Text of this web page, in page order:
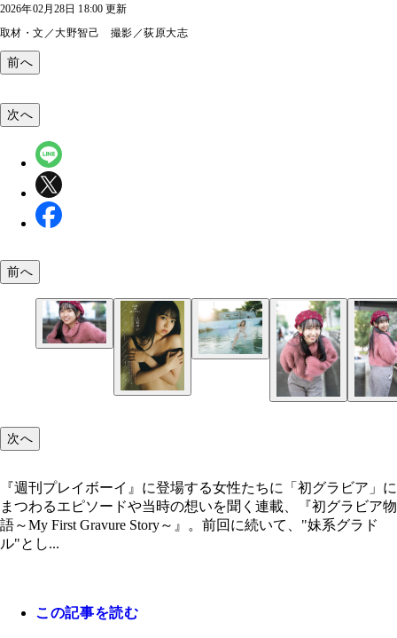
2026年02月28日 18:00 更新
取材・文／大野智己 撮影／荻原大志
前へ
次へ
前へ
次へ
『週刊プレイボーイ』に登場する女性たちに「初グラビア」に
まつわるエピソードや当時の想いを聞く連載、『初グラビア物
語～My First Gravure Story～』。前回に続いて、"妹系グラド
ル"とし...
この記事を読む